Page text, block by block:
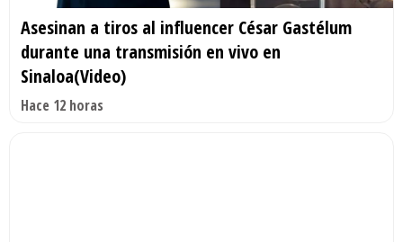
Asesinan a tiros al influencer César Gastélum
durante una transmisión en vivo en
Sinaloa(Video)
Hace 12 horas